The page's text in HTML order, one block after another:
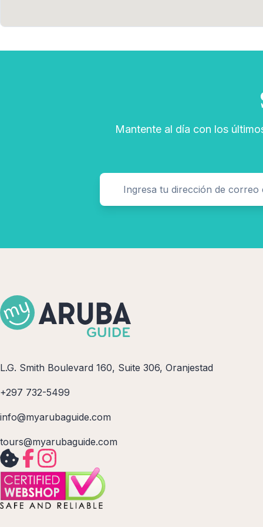
Mantente al día con los
L.G. Smith Boulevard 160, Suite 306, Oranjestad
+297 732-5499
info@myarubaguide.com
tours@myarubaguide.com